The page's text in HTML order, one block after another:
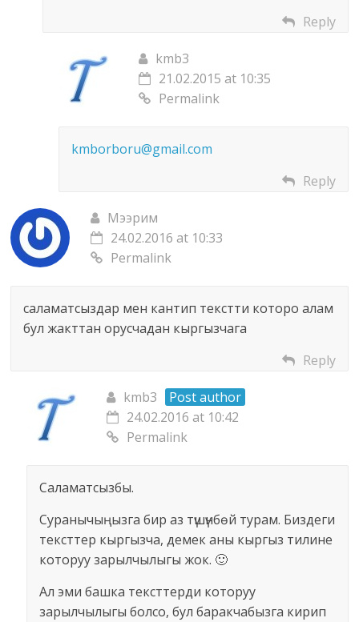
Reply
kmb3
21.02.2015 at 10:35
Permalink
kmborboru@gmail.com
Reply
Мээрим
24.02.2016 at 10:33
Permalink
саламатсыздар мен кантип текстти которо алам
бул жакттан орусчадан кыргызчага
Reply
kmb3
Post author
24.02.2016 at 10:42
Permalink
Саламатсызбы.
Суранычыңызга бир аз түшүнбөй турам. Биздеги
тексттер кыргызча, демек аны кыргыз тилине
которуу зарылчылыгы жок. 🙂
Ал эми башка тексттерди которуу
зарылчылыгы болсо, бул баракчабызга кирип